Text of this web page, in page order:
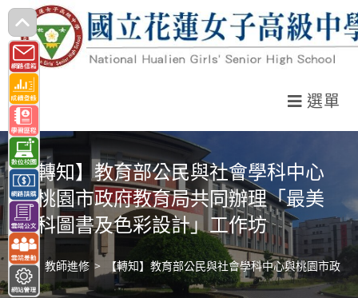
跳
轉
至
主
要
內
容
選單
【轉知】教育部公民與社會學科中心
與桃園市政府教育局共同辦理「最美
教科圖書及色彩設計」工作坊
> 教師進修 > 【轉知】教育部公民與社會學科中心與桃園市政